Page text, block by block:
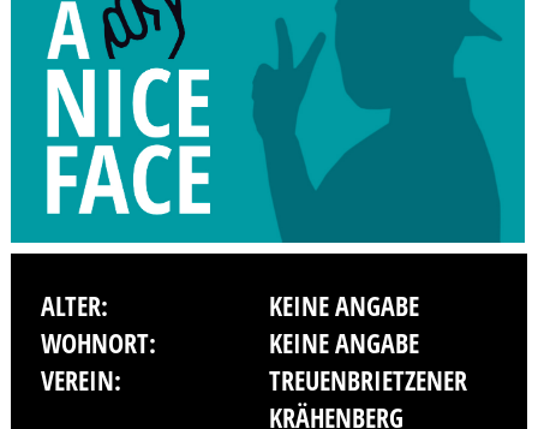
ALTER:
KEINE ANGABE
WOHNORT:
KEINE ANGABE
VEREIN:
TREUENBRIETZENER
KRÄHENBERG